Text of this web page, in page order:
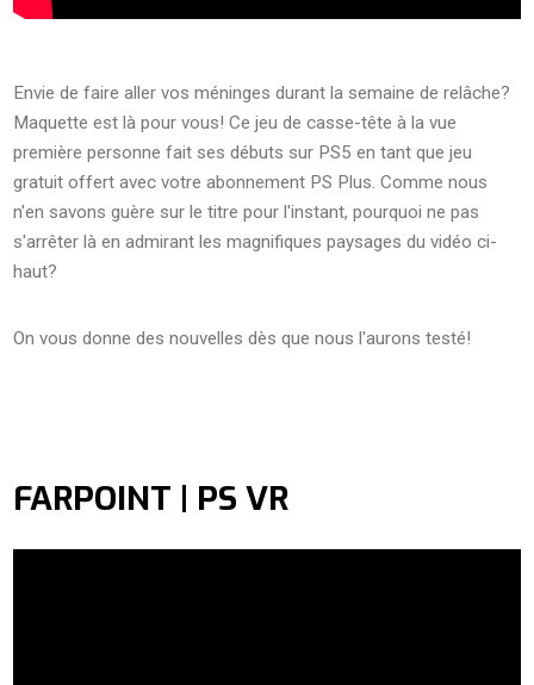
Envie de faire aller vos méninges durant la semaine de relâche?
Maquette est là pour vous! Ce jeu de casse-tête à la vue
première personne fait ses débuts sur PS5 en tant que jeu
gratuit offert avec votre abonnement PS Plus. Comme nous
n'en savons guère sur le titre pour l'instant, pourquoi ne pas
s'arrêter là en admirant les magnifiques paysages du vidéo ci-
haut?
On vous donne des nouvelles dès que nous l'aurons testé!
FARPOINT | PS VR